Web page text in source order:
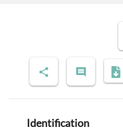
Identification